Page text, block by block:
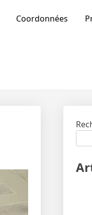
Coordonnées